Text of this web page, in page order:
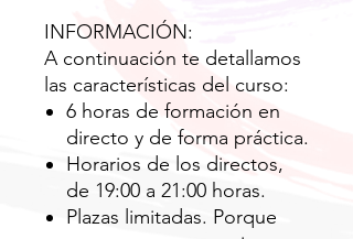
INFORMACIÓN:
A continuación te detallamos
las características del curso:
6 horas de formación en
directo y de forma práctica.
Horarios de los directos,
de 19:00 a 21:00 horas.
Plazas limitadas. Porque